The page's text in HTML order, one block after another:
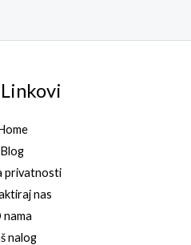
Blog
privatnosti
nas
nama
nalog